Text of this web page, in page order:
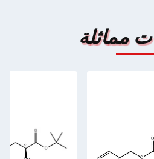
مماثلة